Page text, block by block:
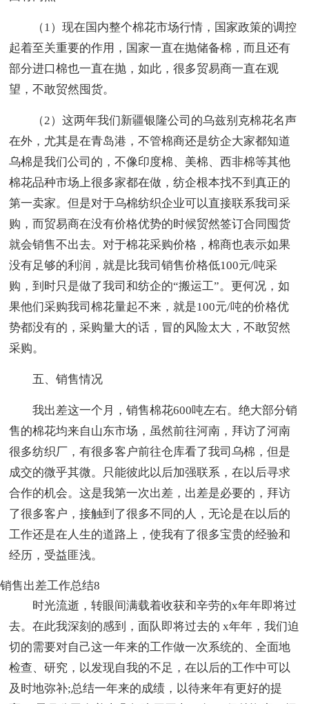
（1）现在国内整个棉花市场行情，国家政策的调控
起着至关重要的作用，国家一直在抛储备棉，而且还有
部分进口棉也一直在抛，如此，很多贸易商一直在观
望，不敢贸然囤货。
（2）这两年我们新疆银隆公司的乌兹别克棉花名声
在外，尤其是在青岛港，不管棉商还是纺企大家都知道
乌棉是我们公司的，不像印度棉、美棉、西非棉等其他
棉花品种市场上很多家都在做，纺企根本找不到真正的
第一卖家。但是对于乌棉纺织企业可以直接联系我司采
购，而贸易商在没有价格优势的时候贸然签订合同囤货
就会销售不出去。对于棉花采购价格，棉商也表示如果
没有足够的利润，就是比我司销售价格低100元/吨采
购，到时只是做了我司和纺企的“搬运工”。更何况，如
果他们采购我司棉花量起不来，就是100元/吨的价格优
势都没有的，采购量大的话，冒的风险太大，不敢贸然
采购。
五、销售情况
我出差这一个月，销售棉花600吨左右。绝大部分销
售的棉花均来自山东市场，虽然前往河南，拜访了河南
很多纺织厂，有很多客户前往仓库看了我司乌棉，但是
成交的微乎其微。只能彼此以后加强联系，在以后寻求
合作的机会。这是我第一次出差，出差是必要的，拜访
了很多客户，接触到了很多不同的人，无论是在以后的
工作还是在人生的道路上，使我有了很多宝贵的经验和
经历，受益匪浅。
销售出差工作总结8
时光流逝，转眼间满载着收获和辛劳的x年年即将过
去。在此我深刻的感到，面队即将过去的 x年年，我们迫
切的需要对自己这一年来的工作做一次系统的、全面地
检查、研究，以发现自我的不足，在以后的工作中可以
及时地弥补;总结一年来的成绩，以待来年有更好的提